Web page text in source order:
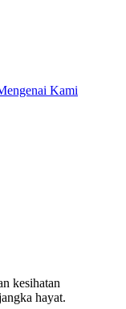
Kami
kesihatan
hayat.